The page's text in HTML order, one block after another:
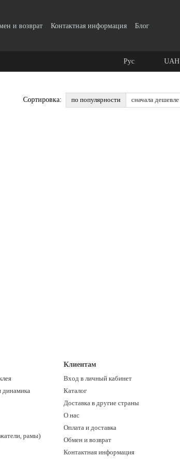
и возврат Контактная информация
Блог
Рус UAH
Сортировка: по популярности сначала дешевле
динамика
рамы)
Клиентам
Вход в личный кабинет
Каталог
Доставка в другие страны
О нас
Оплата и доставка
Обмен и возврат
Контактная информация